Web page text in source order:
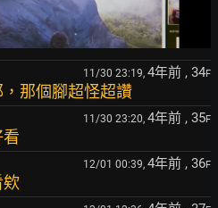
11/30 23:19, 4年前 , 34F
那個腳超怪超讚
11/30 23:20, 4年前 , 35F
12/01 00:39, 4年前 , 36F
欸